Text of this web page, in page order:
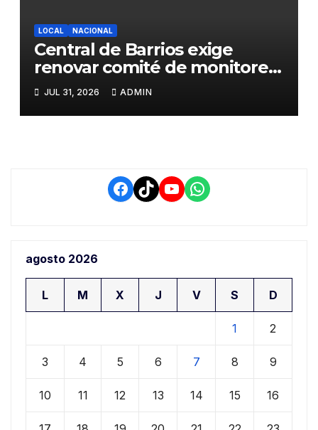
LOCAL NACIONAL
Central de Barrios exige
renovar comité de monitoreo
del PIAA por presuntos
conflictos de interés y
retrasos
JUL 31, 2026 ADMIN
Facebook
TikTokYouTube
WhatsApp
agosto 2026
L M X J V S D
1 2
3 4 5 6 7 8 9
10 11 12 13 14 15 16